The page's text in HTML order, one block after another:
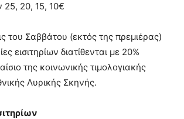
25, 20, 15, 10€
του Σαββάτου (εκτός της πρεμιέρας)
εισιτηρίων διατίθενται με 20%
της κοινωνικής τιμολογιακής
Λυρικής Σκηνής.